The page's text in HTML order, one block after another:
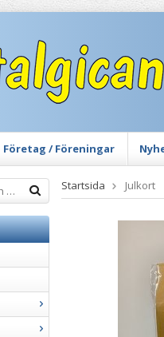
Företag / Föreningar
Startsida Julkort